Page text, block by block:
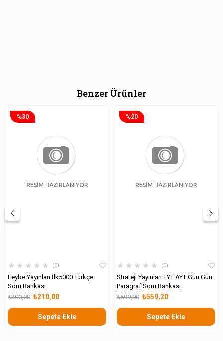
Benzer Ürünler
★ ★ ★ ★ ★ 0
Feybe Yayınları İlk5000 Türkçe
Soru Bankası
₺210,00
₺300,00
Sepete Ekle
%30
★ ★ ★ ★ ★ 0
Strateji Yayınları TYT AYT Gün Gün
Paragraf Soru Bankası
₺559,20
₺699,00
Sepete Ekle
%20